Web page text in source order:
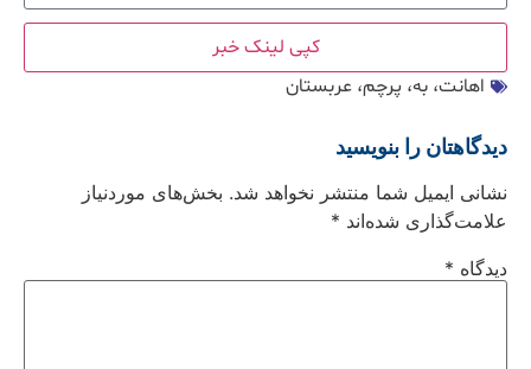
کپی لینک خبر
اهانت، به، پرچم، عربستان
دیدگاهتان را بنویسید
نشانی ایمیل شما منتشر نخواهد شد. بخش‌های موردنیاز
علامت‌گذاری شده‌اند *
دیدگاه *